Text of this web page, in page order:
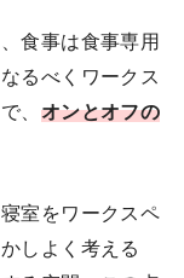
食事は食事専用
るべくワークス
、 オンとオフの
室をワークスペ
しよく考える